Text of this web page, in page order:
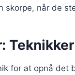
når de
for at opnå det